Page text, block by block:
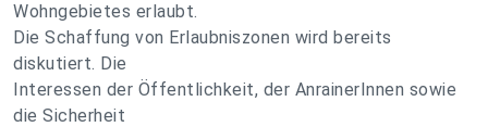
Wohngebietes erlaubt.
Die Schaffung von Erlaubniszonen wird bereits
diskutiert. Die
Interessen der Öffentlichkeit, der AnrainerInnen sowie
die Sicherheit